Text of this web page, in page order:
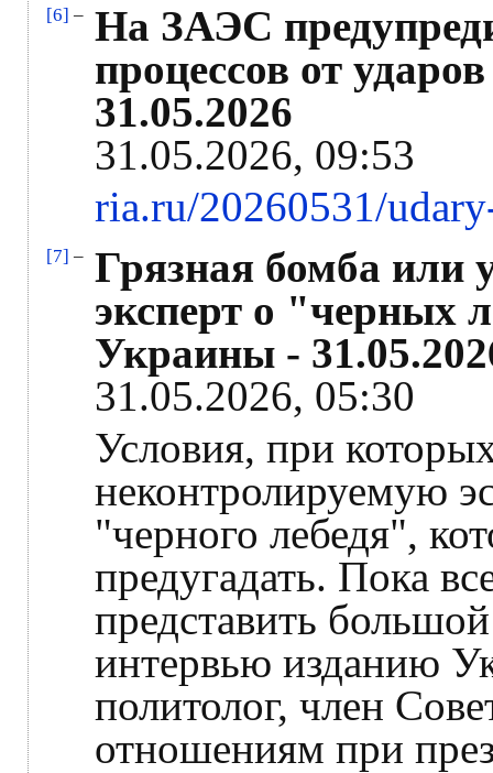
[6] – На ЗАЭС
процессов от
31.05.2026
31.05.2026, 09:53
ria.ru/20260531/
[7] – Грязная бомба
эксперт о "черных
Украины -
31.05.2026, 05:30
Условия, при
неконтролируемую
"черного лебедя",
предугадать. Пока
представить
интервью изданию
политолог, член
отношениям при